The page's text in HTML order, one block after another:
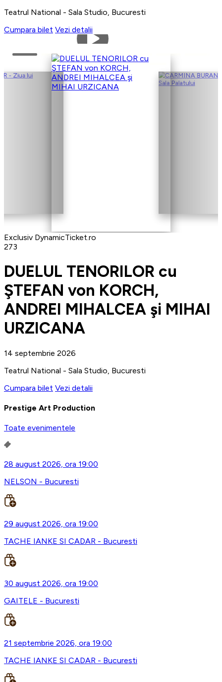
Teatrul National - Sala Studio, Bucuresti
Cumpara bilet Vezi detalii
Exclusiv DynamicTicket.ro
273
DUELUL TENORILOR cu
ŞTEFAN von KORCH,
ANDREI MIHALCEA şi MIHAI
URZICANA
14 septembrie 2026
Teatrul National - Sala Studio, Bucuresti
Cumpara bilet Vezi detalii
Prestige Art Production
Toate evenimentele
28 august 2026, ora 19:00
NELSON - Bucuresti
29 august 2026, ora 19:00
TACHE IANKE SI CADAR - Bucuresti
30 august 2026, ora 19:00
GAITELE - Bucuresti
21 septembrie 2026, ora 19:00
TACHE IANKE SI CADAR - Bucuresti